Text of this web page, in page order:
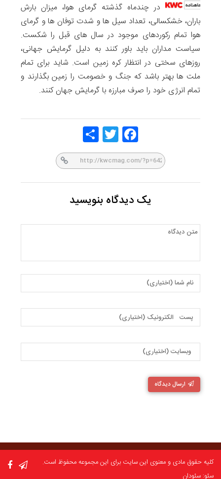
در چندماه گذشته گرمای هوا، میزان بارش
باران، خشکسالی، تعداد سیل ها و شدت توفان ها و گرمای
هوا تمام رکوردهای موجود در سال های قبل را شکست.
سیاست مداران باید باور کنند به دلیل گرمایش جهانی،
روزهای سختی در انتظار کره زمین است. شاید برای تمام
ملت ها بهتر باشد که جنگ و خصومت را زمین بگذارند و
تمام انرژی خود را صرف مبارزه با گرمایش جهان کنند.
Face
Twitt
یک دیدگاه بنویسید
ارسال دیدگاه
کلیه حقوق مادی و معنوی این سایت برای این مجموعه محفوظ است.
سئو: سئودان